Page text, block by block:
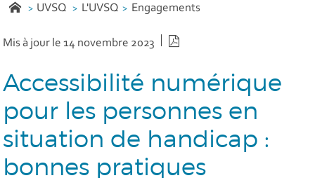
UVSQ L'UVSQ Engagements
Mis à jour le 14 novembre 2023
Accessibilité numérique
pour les personnes en
situation de handicap :
bonnes pratiques